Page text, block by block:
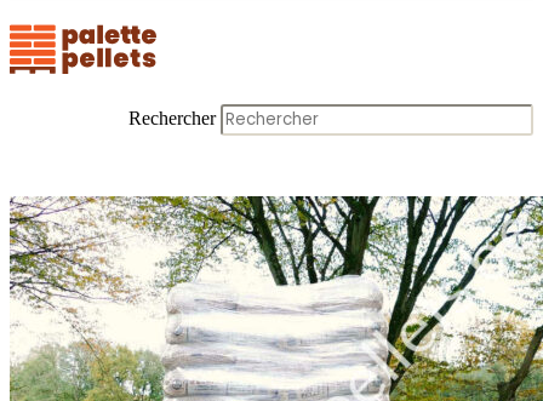
Rechercher